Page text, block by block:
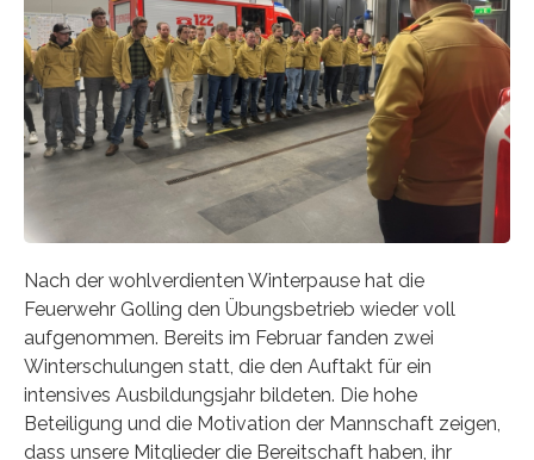
Nach der wohlverdienten Winterpause hat die
Feuerwehr Golling den Übungsbetrieb wieder voll
aufgenommen. Bereits im Februar fanden zwei
Winterschulungen statt, die den Auftakt für ein
intensives Ausbildungsjahr bildeten. Die hohe
Beteiligung und die Motivation der Mannschaft zeigen,
dass unsere Mitglieder die Bereitschaft haben, ihr